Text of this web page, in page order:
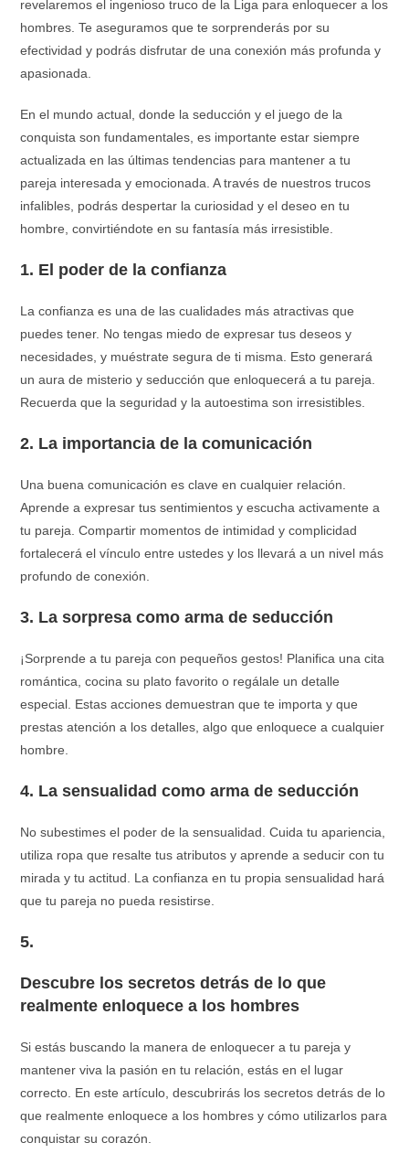
revelaremos el ingenioso truco de la Liga para enloquecer a los
hombres. Te aseguramos que te sorprenderás por su
efectividad y podrás disfrutar de una conexión más profunda y
apasionada.
En el mundo actual, donde la seducción y el juego de la
conquista son fundamentales, es importante estar siempre
actualizada en las últimas tendencias para mantener a tu
pareja interesada y emocionada. A través de nuestros trucos
infalibles, podrás despertar la curiosidad y el deseo en tu
hombre, convirtiéndote en su fantasía más irresistible.
1. El poder de la confianza
La confianza es una de las cualidades más atractivas que
puedes tener. No tengas miedo de expresar tus deseos y
necesidades, y muéstrate segura de ti misma. Esto generará
un aura de misterio y seducción que enloquecerá a tu pareja.
Recuerda que la seguridad y la autoestima son irresistibles.
2. La importancia de la comunicación
Una buena comunicación es clave en cualquier relación.
Aprende a expresar tus sentimientos y escucha activamente a
tu pareja. Compartir momentos de intimidad y complicidad
fortalecerá el vínculo entre ustedes y los llevará a un nivel más
profundo de conexión.
3. La sorpresa como arma de seducción
¡Sorprende a tu pareja con pequeños gestos! Planifica una cita
romántica, cocina su plato favorito o regálale un detalle
especial. Estas acciones demuestran que te importa y que
prestas atención a los detalles, algo que enloquece a cualquier
hombre.
4. La sensualidad como arma de seducción
No subestimes el poder de la sensualidad. Cuida tu apariencia,
utiliza ropa que resalte tus atributos y aprende a seducir con tu
mirada y tu actitud. La confianza en tu propia sensualidad hará
que tu pareja no pueda resistirse.
5.
Descubre los secretos detrás de lo que
realmente enloquece a los hombres
Si estás buscando la manera de enloquecer a tu pareja y
mantener viva la pasión en tu relación, estás en el lugar
correcto. En este artículo, descubrirás los secretos detrás de lo
que realmente enloquece a los hombres y cómo utilizarlos para
conquistar su corazón.